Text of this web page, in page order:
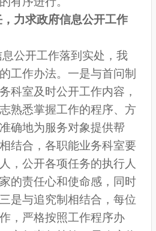
力求政府信息公开工作
公开工作落到实处，我
工作办法。一是与首问制
科室及时公开工作内容，
熟悉掌握工作的程序、方
确地为服务对象提供帮
结合，各职能业务科室要
，公开各项任务的执行人
的责任心和使命感，同时
是与追究制相结合，每位
，严格按照工作程序办